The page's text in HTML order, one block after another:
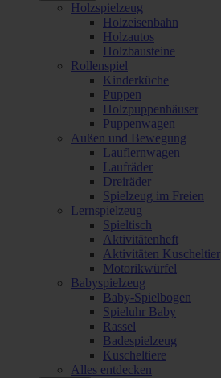
Holzspielzeug
Holzeisenbahn
Holzautos
Holzbausteine
Rollenspiel
Kinderküche
Puppen
Holzpuppenhäuser
Puppenwagen
Außen und Bewegung
Lauflernwagen
Laufräder
Dreiräder
Spielzeug im Freien
Lernspielzeug
Spieltisch
Aktivitätenheft
Aktivitäten Kuscheltier
Motorikwürfel
Babyspielzeug
Baby-Spielbogen
Spieluhr Baby
Rassel
Badespielzeug
Kuscheltiere
Alles entdecken